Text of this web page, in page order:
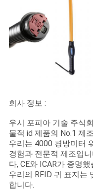
회사 정보 :
우시 포피아 기술 주식
물적 id 제품의 No.1 제
우리는 4000 평방미터
경험과 전문적 제조입
다, CE와 ICAR가 증명했
우리의 RFID 귀 표지는
합니다.